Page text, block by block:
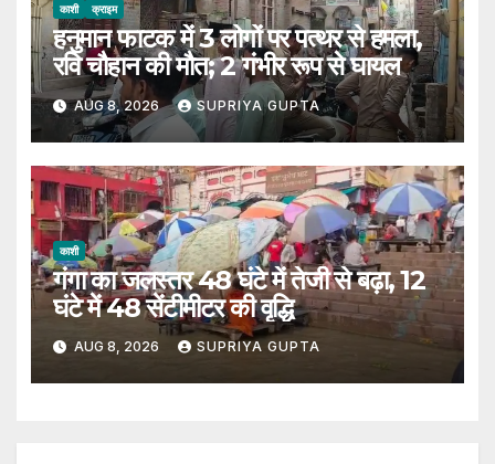
काशी क्राइम
हनुमान फाटक में 3 लोगों पर पत्थर से हमला,
रवि चौहान की मौत; 2 गंभीर रूप से घायल
AUG 8, 2026 SUPRIYA GUPTA
काशी
गंगा का जलस्तर 48 घंटे में तेजी से बढ़ा, 12
घंटे में 48 सेंटीमीटर की वृद्धि
AUG 8, 2026 SUPRIYA GUPTA